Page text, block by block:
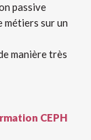
passive
métiers sur un
manière très
CEPH